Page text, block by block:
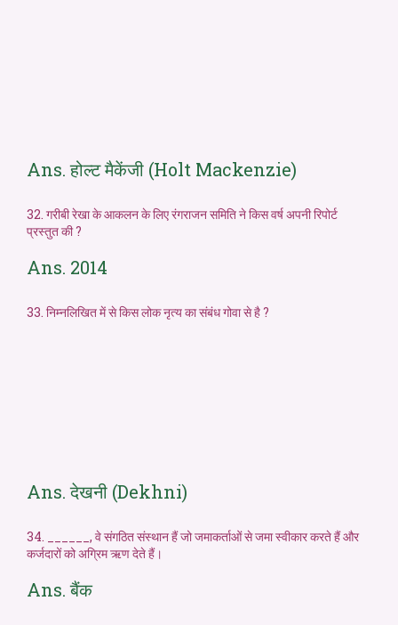
Ans. होल्ट मैकेंजी (Holt Mackenzie)
32. गरीबी रेखा के आकलन के लिए रंगराजन समिति ने किस वर्ष अपनी रिपोर्ट
प्रस्तुत की ?
Ans. 2014
33. निम्नलिखित में से किस लोक नृत्य का संबंध गोवा से है ?
Ans. देखनी (Dekhni)
34. ______, वे संगठित संस्थान हैं जो जमाकर्ताओं से जमा स्वीकार करते हैं और
कर्जदारों को अग्रिम ऋण देते हैं।
Ans. बैंक